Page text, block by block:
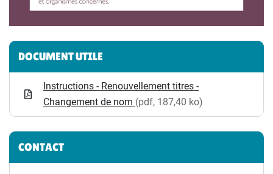
Informations complémentaires
DOCUMENT UTILE
Instructions - Renouvellement titres -
Changement de nom (pdf, 187,40 ko)
CONTACT